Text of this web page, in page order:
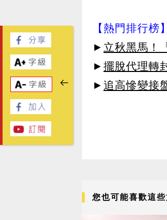
【熱門排行榜】
► 立秋黑馬！
► 擺脫代理轉
► 追高慘變接
您也可能喜歡這些